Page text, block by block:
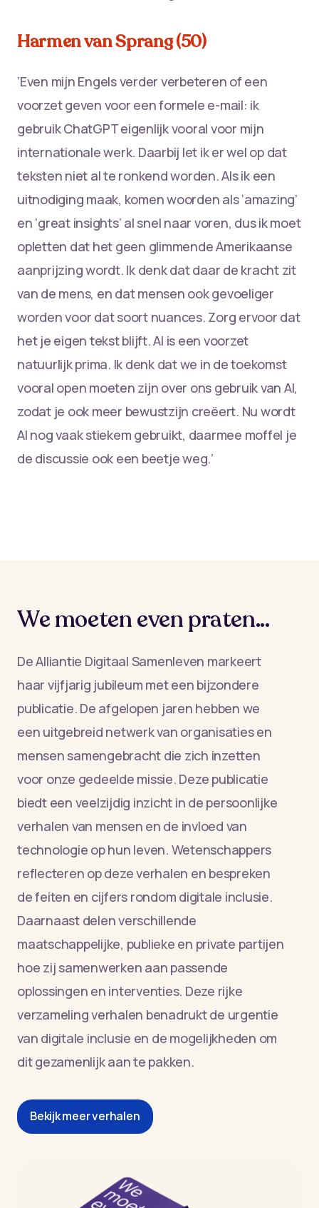
Harmen van Sprang (50)
‘Even mijn Engels verder verbeteren of een
voorzet geven voor een formele e-mail: ik
gebruik ChatGPT eigenlijk vooral voor mijn
internationale werk. Daarbij let ik er wel op dat
teksten niet al te ronkend worden. Als ik een
uitnodiging maak, komen woorden als ‘amazing’
en ‘great insights’ al snel naar voren, dus ik moet
opletten dat het geen glimmende Amerikaanse
aanprijzing wordt. Ik denk dat daar de kracht zit
van de mens, en dat mensen ook gevoeliger
worden voor dat soort nuances. Zorg ervoor dat
het je eigen tekst blijft. Al is een voorzet
natuurlijk prima. Ik denk dat we in de toekomst
vooral open moeten zijn over ons gebruik van AI,
zodat je ook meer bewustzijn creëert. Nu wordt
AI nog vaak stiekem gebruikt, daarmee moffel je
de discussie ook een beetje weg.’
We moeten even praten...
De Alliantie Digitaal Samenleven markeert
haar vijfjarig jubileum met een bijzondere
publicatie. De afgelopen jaren hebben we
een uitgebreid netwerk van organisaties en
mensen samengebracht die zich inzetten
voor onze gedeelde missie. Deze publicatie
biedt een veelzijdig inzicht in de persoonlijke
verhalen van mensen en de invloed van
technologie op hun leven. Wetenschappers
reflecteren op deze verhalen en bespreken
de feiten en cijfers rondom digitale inclusie.
Daarnaast delen verschillende
maatschappelijke, publieke en private partijen
hoe zij samenwerken aan passende
oplossingen en interventies. Deze rijke
verzameling verhalen benadrukt de urgentie
van digitale inclusie en de mogelijkheden om
dit gezamenlijk aan te pakken.
Bekijk meer verhalen